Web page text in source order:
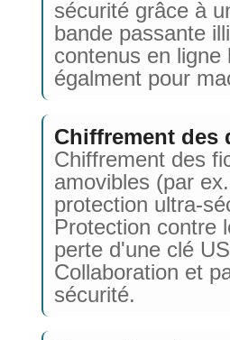
sécurité grâce à
bande passante
contenus en
égalment pour
Chiffrement des
Chiffrement des
amovibles (par
protection ultra-
Protection contre
perte d'une clé
Collaboration et
sécurité.